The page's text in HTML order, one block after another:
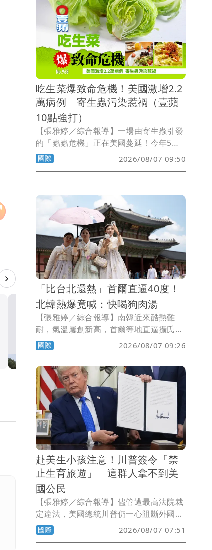
白海豚颱風撲沖繩3人受傷！
際通」罕見唱空城
吃生菜爆致命危機！美國激增2.2
萬病例 寄生蟲污染惹禍（壹蘋
10點強打）
【張雅婷／綜合報導】一場由寄生蟲引發
的「蟲蟲危機」正在美國蔓延！今年5月
中旬起，因感染「環孢子蟲症」
（Cyclosporiasis）而腹瀉不止的病例持
病例，感染人數破2萬例，甚至已傳出死
亡案例。調查發現，不少患者發病前曾食
用生鮮蔬菜，其中結球萵苣（美生菜）、
巴西里，以及台灣人熟悉的香菜，都被列
為可能污染來源。
國際 2026/08/07 09:50
「比台北還熱」首爾直逼40度！
北韓熱爆竟喊：快喝狗肉湯
【張雅婷／綜合報導】南韓近來酷熱難
耐，氣溫屢創新高，首爾等地直逼攝氏40
度，媒體不忘拿來與台灣比較「比台北還
熱」；北韓高溫更有過之而無不及，官媒
建議民眾吃狗肉湯對抗酷暑，不過一般人
恐怕吃不起。
國際 2026/08/07 09:26
赴美生小孩注意！川普簽令「禁
止生育旅遊」 這群人拿不到美
國公民
【張雅婷／綜合報導】儘管遭最高法院裁
定違法，美國總統川普仍一心阻斷外國人
赴美生「美國寶寶」的漏洞，今天連簽2
道行政命令禁止「生育旅遊」，同時擴大
國際 2026/08/07 07:51